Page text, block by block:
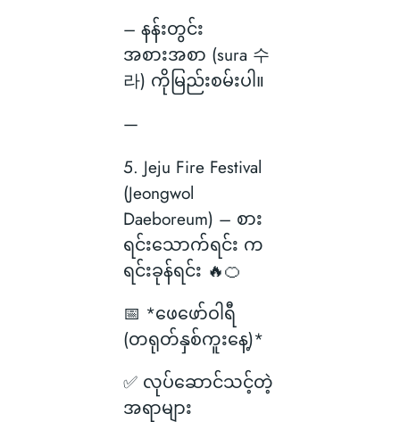
– နန်းတွင်း
အစားအစာ (sura 수
라) ကိုမြည်းစမ်းပါ။
—
5. Jeju Fire Festival
(Jeongwol
Daeboreum) – စား
ရင်းသောက်ရင်း က
ရင်းခုန်ရင်း 🔥🍊
📅 *ဖေဖော်ဝါရီ
(တရုတ်နှစ်ကူးနေ့)*
✅ လုပ်ဆောင်သင့်တဲ့
အရာများ